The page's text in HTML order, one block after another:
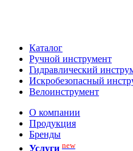
Каталог
Ручной инструмент
Гидравлический
Искробезопасный
Велоинструмент
О компании
Продукция
Бренды
Услуги new